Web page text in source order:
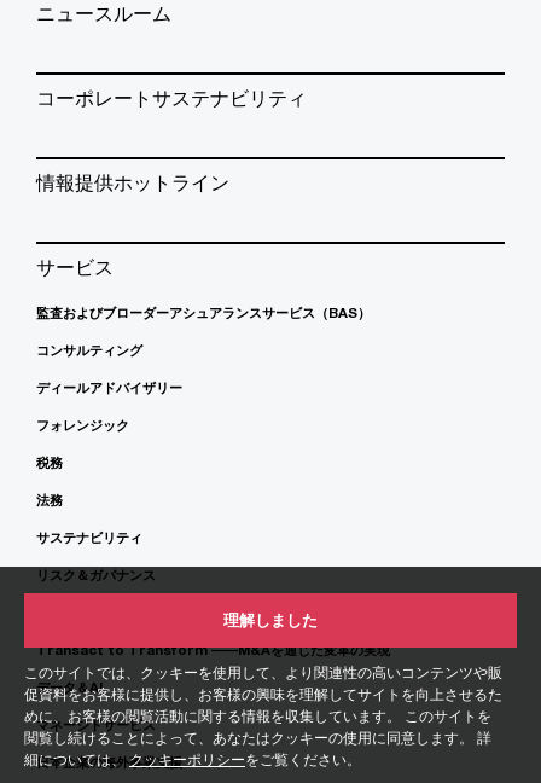
このサイトでは、クッキーを使用して、より関連性の高いコンテンツや販
促資料をお客様に提供し、お客様の興味を理解してサイトを向上させるた
めに、お客様の閲覧活動に関する情報を収集しています。 このサイトを
閲覧し続けることによって、あなたはクッキーの使用に同意します。 詳
細については、クッキーポリシーをご覧ください。
理解しました
ニュースルーム
コーポレートサステナビリティ
情報提供ホットライン
サービス
監査およびブローダーアシュアランスサービス（BAS）
コンサルティング
ディールアドバイザリー
フォレンジック
税務
法務
サステナビリティ
リスク＆ガバナンス
サイバーセキュリティ＆プライバシー
Transact to Transform ――M&Aを通じた変革の実現
データ＆AI
マネージドサービス
日本企業の海外事業支援